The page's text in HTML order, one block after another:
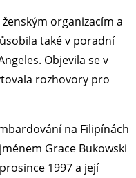
organizacím a
také v poradní
Objevila se v
rozhovory pro
na Filipínách
Grace Bukowski
1997 a její